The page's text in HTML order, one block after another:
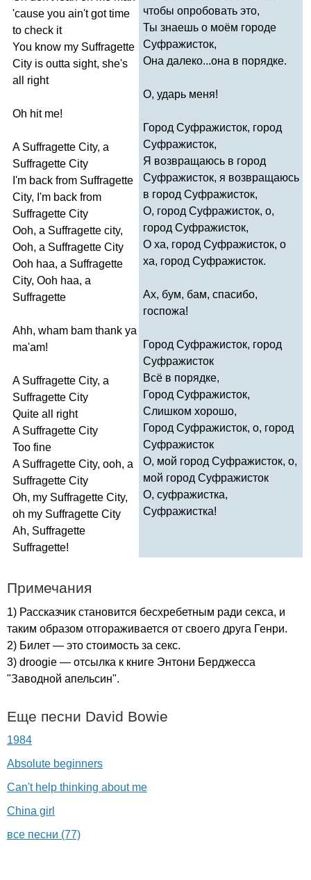
'cause you ain't got time
to check it
You know my Suffragette
City is outta sight, she's
all
right
Oh hit me!
A Suffragette City, a
Suffragette City
I'm back from Suffragette
City, I'm back from
Suffragette City
Ooh, a Suffragette city,
Ooh, a Suffragette City
Ooh haa, a Suffragette
City, Ooh haa, a
Suffragette
Ahh, wham bam thank ya
ma'am!
A Suffragette City, a
Suffragette City
Quite all
right
A Suffragette City
Too fine
A Suffragette City, ooh, a
Suffragette City
Oh, my Suffragette City,
oh my Suffragette City
Ah, Suffragette
Suffragette!
чтобы опробовать это,
Ты знаешь о моём городе
Суфражисток,
Она далеко...она в порядке.
О, ударь меня!
Город Суфражисток, город
Суфражисток,
Я возвращаюсь в город
Суфражисток, я возвращаюсь
в город Суфражисток,
О, город Суфражисток, о,
город Суфражисток,
О ха, город Суфражисток, о
ха, город Суфражисток.
Ах, бум, бам, спасибо,
госпожа!
Город Суфражисток, город
Суфражисток
Всё в порядке,
Город Суфражисток,
Слишком хорошо,
Город Суфражисток, о, город
Суфражисток
О, мой город Суфражисток, о,
мой город Суфражисток
О, суфражистка,
Суфражистка!
Примечания
1) Рассказчик становится бесхребетным ради секса, и
таким образом отгораживается от своего друга Генри.
2) Билет — это стоимость за секс.
3) droogie — отсылка к книге Энтони Берджесса
"Заводной апельсин".
Еще песни David Bowie
1984
Absolute beginners
Can't help thinking about me
China girl
все песни (77)